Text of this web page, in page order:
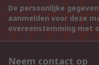
De persoonlijke
aanmelden voor deze
overeenstemming met
Neem contact op